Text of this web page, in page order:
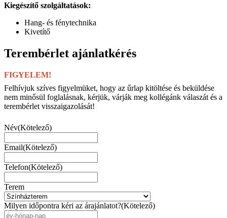
Kiegészítő szolgáltatások:
Hang- és fénytechnika
Kivetítő
Terembérlet ajánlatkérés
FIGYELEM!
Felhívjuk szíves figyelmüket, hogy az űrlap kitöltése és beküldése
nem minősül foglalásnak, kérjük, várják meg kollégánk válaszát és a
terembérlet visszaigazolását!
Név(Kötelező)
Email(Kötelező)
Telefon(Kötelező)
Terem
Milyen időpontra kéri az árajánlatot?(Kötelező)